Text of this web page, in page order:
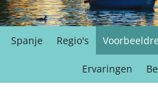
Spanje Regio's
Ervaringen